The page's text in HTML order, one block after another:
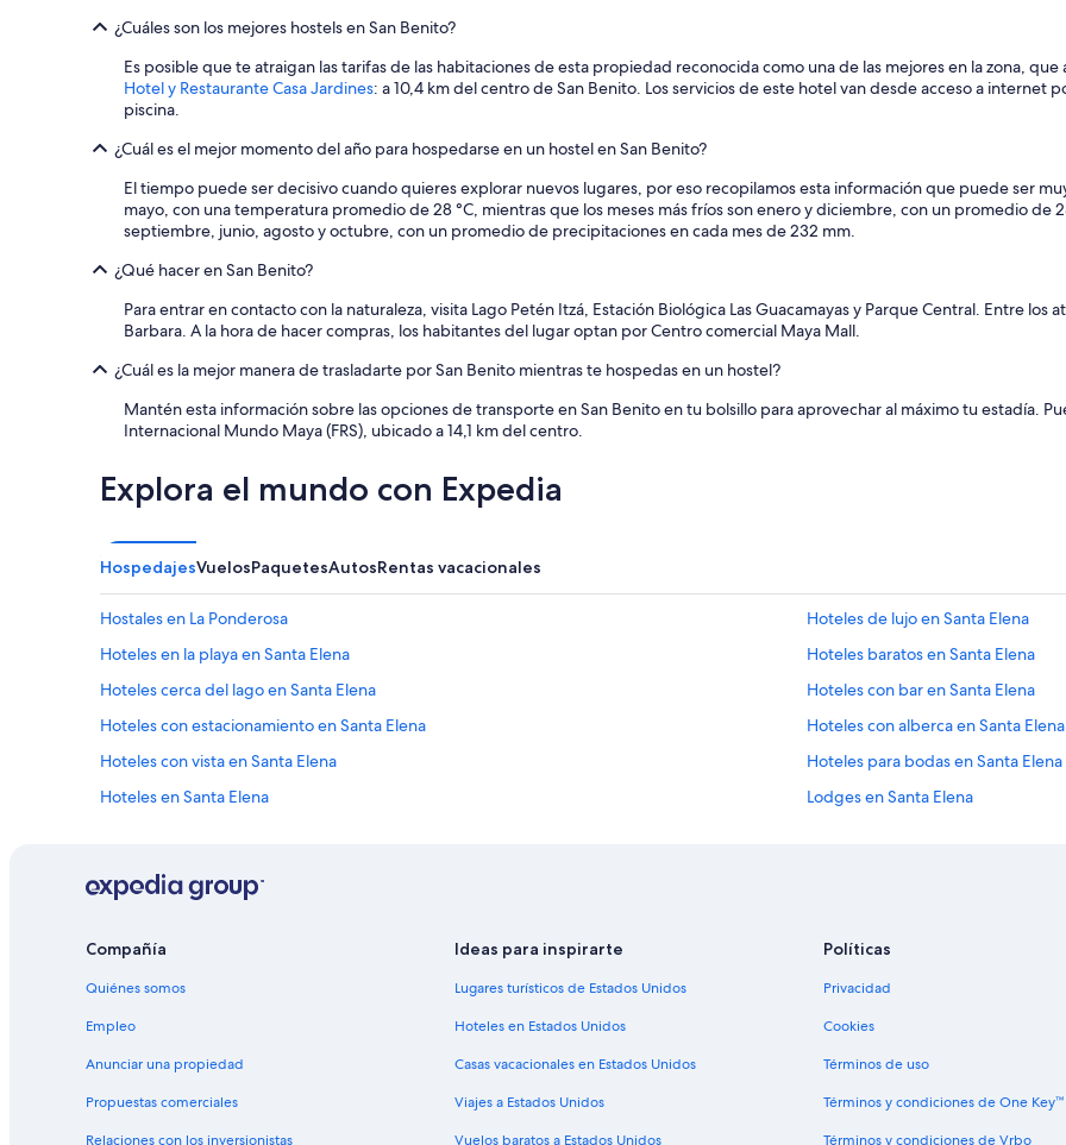
¿Cuáles son los mejores hostels en San Benito?
Es posible que te atraigan las tarifas de las habitaciones de esta propiedad reconocida como una de las mejores en la zona,
Hotel y Restaurante Casa Jardines: a 10,4 km del centro de San Benito. Los servicios de este hotel van desde acceso a internet
piscina.
¿Cuál es el mejor momento del año para hospedarse en un hostel en San Benito?
El tiempo puede ser decisivo cuando quieres explorar nuevos lugares, por eso recopilamos esta información que puede ser
mayo, con una temperatura promedio de 28 °C, mientras que los meses más fríos son enero y diciembre, con un promedio de
septiembre, junio, agosto y octubre, con un promedio de precipitaciones en cada mes de 232 mm.
¿Qué hacer en San Benito?
Para entrar en contacto con la naturaleza, visita Lago Petén Itzá, Estación Biológica Las Guacamayas y Parque Central. Entre los
Barbara. A la hora de hacer compras, los habitantes del lugar optan por Centro comercial Maya Mall.
¿Cuál es la mejor manera de trasladarte por San Benito mientras te hospedas en un hostel?
Mantén esta información sobre las opciones de transporte en San Benito en tu bolsillo para aprovechar al máximo tu estadía.
Internacional Mundo Maya (FRS), ubicado a 14,1 km del centro.
Explora el mundo con Expedia
HospedajesVuelosPaquetesAutosRentas vacacionales
Hostales en La Ponderosa
Hoteles de lujo en Santa Elena
Hoteles en la playa en Santa Elena
Hoteles baratos en Santa Elena
Hoteles cerca del lago en Santa Elena
Hoteles con bar en Santa Elena
Hoteles con estacionamiento en Santa Elena
Hoteles con alberca en Santa Elena
Hoteles con vista en Santa Elena
Hoteles para bodas en Santa Elena
Hoteles en Santa Elena
Lodges en Santa Elena
Hoteles 5 estrellas en Flores
Hostales en Flores
Hoteles con spa en Flores
Hoteles cerca del lago en Flores
Hoteles con aire acondicionado en
Compañía
Quiénes somos
Empleo
Anunciar una propiedad
Propuestas comerciales
Relaciones con los inversionistas
Ideas para inspirarte
Lugares turísticos de Estados Unidos
Hoteles en Estados Unidos
Casas vacacionales en Estados Unidos
Viajes a Estados Unidos
Vuelos baratos a Estados Unidos
Políticas
Privacidad
Cookies
Términos de uso
Términos y condiciones de One Key™
Términos y condiciones de Vrbo